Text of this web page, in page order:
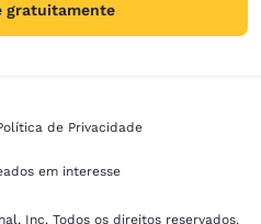
gratuitamente
de Privacidade
em interesse
Inc. Todos os direitos reservados.